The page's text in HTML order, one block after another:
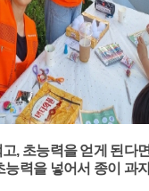
, 초능력을 얻게 된다
능력을 넣어서 종이 과